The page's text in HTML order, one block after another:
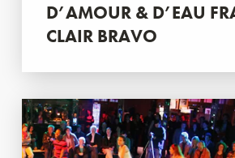
D’AMOUR & D’EAU
CLAIR BRAVO